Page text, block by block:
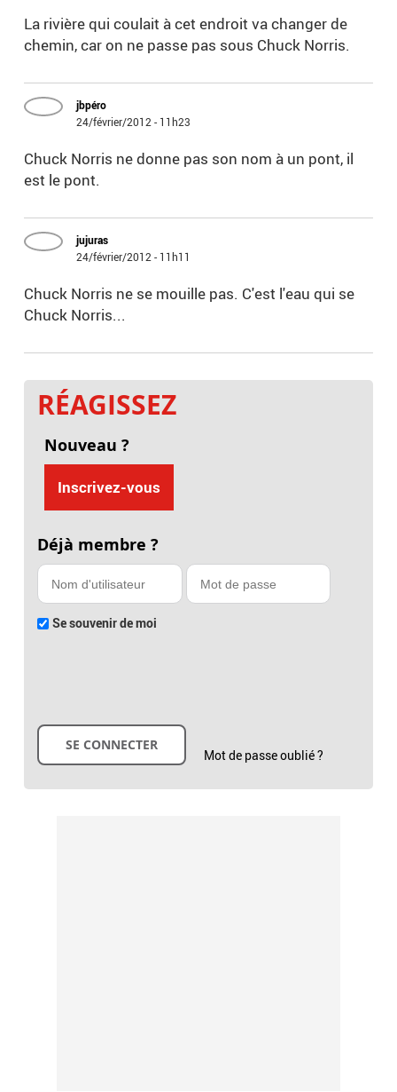
La rivière qui coulait à cet endroit va changer de
chemin, car on ne passe pas sous Chuck Norris.
jbpéro
24/février/2012 - 11h23
Chuck Norris ne donne pas son nom à un pont, il
est le pont.
jujuras
24/février/2012 - 11h11
Chuck Norris ne se mouille pas. C'est l'eau qui se
Chuck Norris...
RÉAGISSEZ
Nouveau ?
Inscrivez-vous
Déjà membre ?
Se souvenir de moi
Mot de passe oublié ?